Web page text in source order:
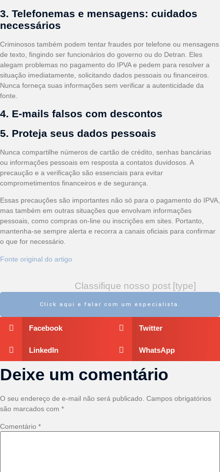
3. Telefonemas e mensagens: cuidados
necessários
Criminosos também podem tentar fraudes por telefone ou mensagens
de texto, fingindo ser funcionários do governo ou do Detran. Eles
alegam problemas no pagamento do IPVA e pedem para resolver a
situação imediatamente, solicitando dados pessoais ou financeiros.
Nunca forneça suas informações sem verificar a autenticidade da
fonte.
4. E-mails falsos com descontos
5. Proteja seus dados pessoais
Nunca compartilhe números de cartão de crédito, senhas bancárias
ou informações pessoais em resposta a contatos duvidosos. A
precaução e a verificação são essenciais para evitar
comprometimentos financeiros e de segurança.
Essas precauções são importantes não só para o pagamento do IPVA,
mas também em outras situações que envolvam informações
pessoais, como compras on-line ou inscrições em sites. Portanto,
mantenha-se sempre alerta e recorra a canais oficiais para confirmar
o que for necessário.
Fonte original do artigo
Classifique nosso post [type]
Click aqui e falar com um especialista.
Facebook Twitter
LinkedIn WhatsApp
Deixe um comentário
O seu endereço de e-mail não será publicado. Campos obrigatórios
são marcados com *
Comentário *